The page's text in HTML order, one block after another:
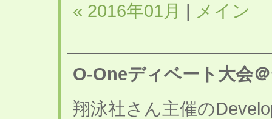
« 2016年01月 | メイン
O-Oneディベート大会
翔泳社さん主催の